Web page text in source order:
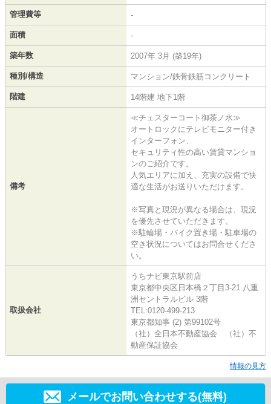
管理費等 -
面積 -
築年数 2007年 3月 (築19年)
種別/構造 マンション/鉄骨鉄筋コンクリート
階建 14階建 地下1階
備考
≪チェスターコート御茶ノ水≫
オートロックにテレビモニター付き
インターフォン、
セキュリティ性の高い賃貸マンショ
ンのご紹介です。
人気エリアに加え、充実の設備で快
適な生活がお送りいただけます。
※写真と現況が異なる場合は、現況
を優先させていただきます。
※駐輪場・バイク置き場・駐車場の
空き状況についてはお問合せくださ
い。
取扱会社
うちナビ東京駅前店
東京都中央区日本橋２丁目3-21 八重
洲セントラルビル 3階
TEL:0120-499-213
東京都知事 (2) 第99102号
（社）全日本不動産協会 （社）不
動産保証協会
情報の見方
メールでお問い合わせする(無料)